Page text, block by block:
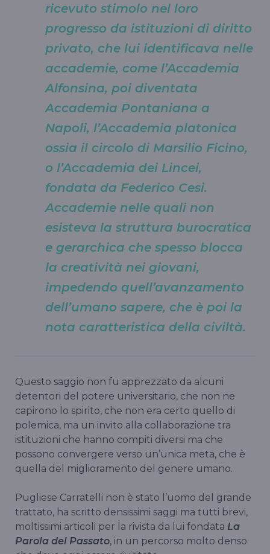
ricevuto stimolo nel loro
progresso da istituzioni di diritto
privato, che lui identificava nelle
accademie, come l’Accademia
Alfonsina, poi diventata
Accademia Pontaniana a
Napoli, l’Accademia platonica
ossia il circolo di Marsilio Ficino,
o l’Accademia dei Lincei,
fondata da Federico Cesi.
Accademie nelle quali non
esisteva la struttura burocratica
e gerarchica che spesso blocca
la creatività nei giovani,
impedendo quell’avanzamento
dell’umano sapere, che è poi la
nota caratteristica della civiltà.
Questo saggio non fu apprezzato da alcuni
detentori del potere universitario, che non ne
capirono lo spirito, che non era certo quello di
polemica, ma un invito alla collaborazione tra
istituzioni che hanno compiti diversi ma che
possono convergere verso un’unica meta, che è
quella del miglioramento del genere umano.
Pugliese Carratelli non è stato l’uomo del grande
trattato, ha scritto densissimi saggi ma tutti brevi,
moltissimi articoli per la rivista da lui fondata La
Parola del Passato, in un percorso molto denso